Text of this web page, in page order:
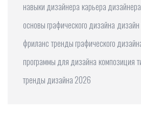
навыки дизайнера карьера дизайнера
основы графического дизайна дизайн
фриланс тренды графического
программы для дизайна композиция
тренды дизайна 2026